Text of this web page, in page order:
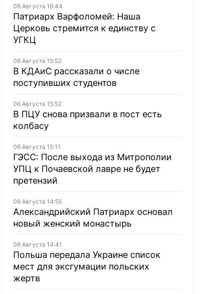
06 Августа 16:44
Патриарх Варфоломей: Наша
Церковь стремится к единству с
УГКЦ
06 Августа 15:52
В КДАиС рассказали о числе
поступивших студентов
06 Августа 15:52
В ПЦУ снова призвали в пост есть
колбасу
06 Августа 15:11
ГЭСС: После выхода из Митрополии
УПЦ к Почаевской лавре не будет
претензий
06 Августа 14:55
Александрийский Патриарх основал
новый женский монастырь
06 Августа 14:41
Польша передала Украине список
мест для эксгумации польских
жертв